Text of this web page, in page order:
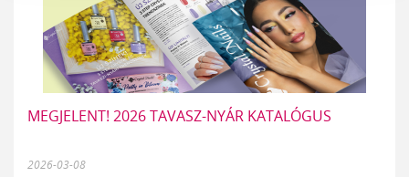
MEGJELENT! 2026 TAVASZ-NYÁR KATALÓGUS
2026-03-08